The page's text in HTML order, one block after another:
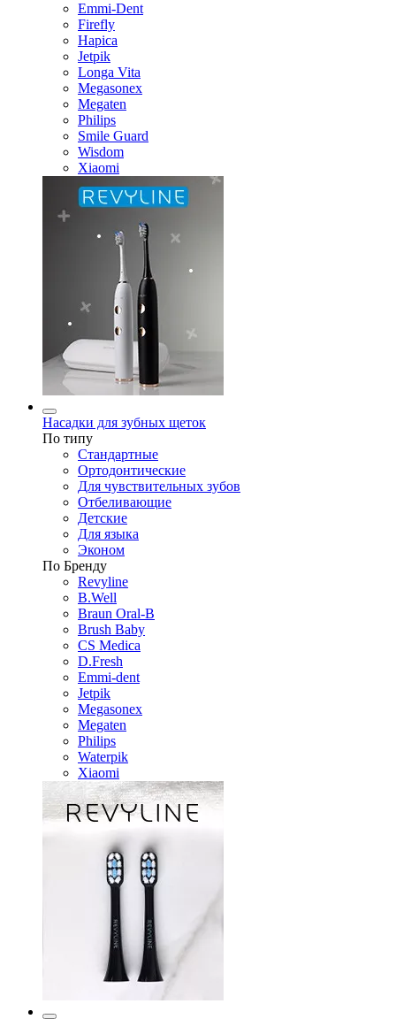
Emmi-Dent
Firefly
Hapica
Jetpik
Longa Vita
Megasonex
Megaten
Philips
Smile Guard
Wisdom
Xiaomi
Насадки для зубных щеток
По типу
Стандартные
Ортодонтические
Для чувствительных зубов
Отбеливающие
Детские
Для языка
Эконом
По Бренду
Revyline
B.Well
Braun Oral-B
Brush Baby
CS Medica
D.Fresh
Emmi-dent
Jetpik
Megasonex
Megaten
Philips
Waterpik
Xiaomi